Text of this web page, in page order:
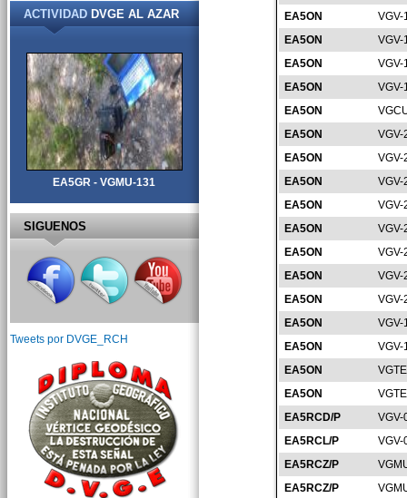
EA5ON
VGV-
EA5ON
VGV-
EA5ON
VGV-
EA5ON
VGV-
EA5ON
EA5ON
VGV-
EA5ON
VGV-
EA5ON
VGV-
EA5ON
VGV-
EA5ON
VGV-
EA5ON
VGV-
EA5ON
VGV-
EA5ON
VGV-
EA5ON
VGV-
EA5ON
VGV-
EA5ON
EA5ON
EA5RCD/P
VGV-
EA5RCL/P
VGV-
EA5RCZ/P
EA5RCZ/P
ACTIVIDADDVGE AL AZAR
EA5GR - VGMU-131
SIGUENOS
Tweets por DVGE_RCH